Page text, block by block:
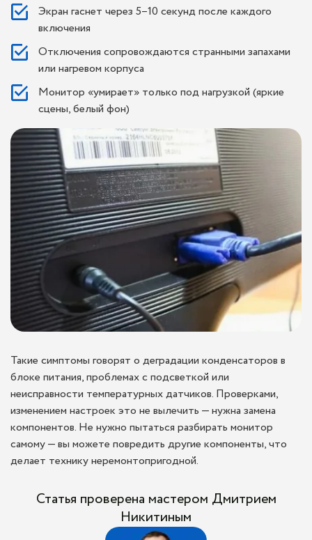
Экран гаснет через 5–10 секунд после каждого
включения
Отключения сопровождаются странными запахами
или нагревом корпуса
Монитор «умирает» только под нагрузкой (яркие
сцены, белый фон)
Такие симптомы говорят о деградации конденсаторов в
блоке питания, проблемах с подсветкой или
неисправности температурных датчиков. Проверками,
изменением настроек это не вылечить — нужна замена
компонентов. Не нужно пытаться разбирать монитор
самому — вы можете повредить другие компоненты, что
делает технику неремонтопригодной.
Статья проверена мастером Дмитрием
Никитиным